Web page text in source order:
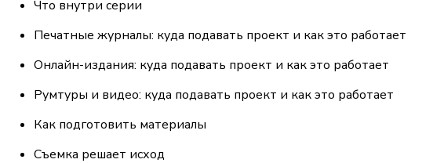
Что внутри серии
Печатные журналы: куда подавать проект и как это работает
Онлайн-издания: куда подавать проект и как это работает
Румтуры и видео: куда подавать проект и как это работает
Как подготовить материалы
Съемка решает исход